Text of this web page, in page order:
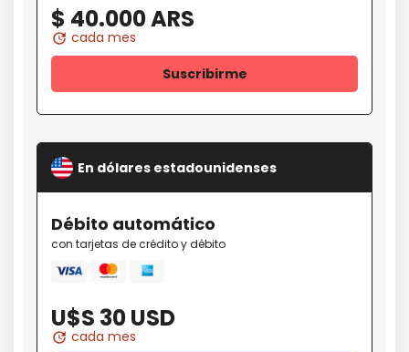
$ 40.000 ARS
update cada mes
Suscribirme
En dólares estadounidenses
Débito automático
con tarjetas de crédito y débito
Visa Mastercard
amex
U$S 30 USD
update cada mes